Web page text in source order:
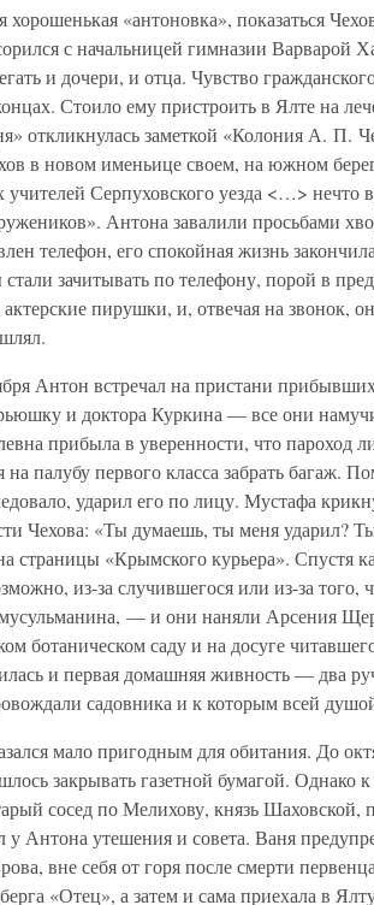
хорошенькая «антоновка», показаться
с начальницей гимназии Варварой
и дочери, и отца. Чувство
Стоило ему пристроить в Ялте на
откликнулась заметкой «Колония А. П.
в новом именьице своем, на южном
Серпуховского уезда <…> нечто
Антона завалили просьбами
телефон, его спокойная жизнь
зачитывать по телефону, порой в
пирушки, и, отвечая на звонок,
Антон встречал на пристани
и доктора Куркина — все они
прибыла в уверенности, что пароход
палубу первого класса забрать багаж.
ударил его по лицу. Мустафа
Чехова: «Ты думаешь, ты меня ударил?
страницы «Крымского курьера». Спустя
из-за случившегося или из-за того,
мусульманина, — и они наняли Арсения
ботаническом саду и на досуге
и первая домашняя живность — два
садовника и к которым всей
мало пригодным для обитания. До
закрывать газетной бумагой. Однако к
сосед по Мелихову, князь Шаховской,
у Антона утешения и совета. Ваня
вне себя от горя после смерти
«Отец», а затем и сама приехала в